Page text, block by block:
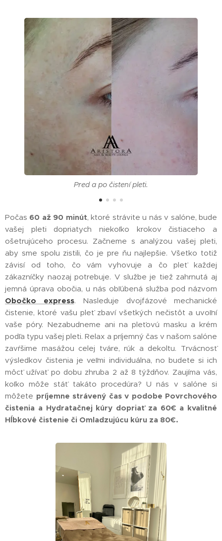
Pred a po čistení pleti.
Počas 60 až 90 minút, ktoré strávite u nás v salóne, bude
vašej pleti dopriatych niekoľko krokov čistiaceho a
ošetrujúceho procesu. Začneme s analýzou vašej pleti,
aby sme spolu zistili, čo je pre ňu najlepšie. Všetko totiž
závisí od toho, čo vám vyhovuje a čo pleť každej
zákazníčky naozaj potrebuje. V službe je tiež zahrnutá aj
jemná úprava obočia, u nás obľúbená služba pod názvom
Obočko express. Nasleduje dvojfázové mechanické
čistenie, ktoré vašu pleť zbaví všetkých nečistôt a uvoľní
vaše póry. Nezabudneme ani na pleťovú masku a krém
podľa typu vašej pleti. Relax a príjemný čas v našom salóne
zavŕšime masážou celej tváre, rúk a dekoltu. Trvácnosť
výsledkov čistenia je veľmi individuálna, no budete si ich
môcť užívať po dobu zhruba 2 až 8 týždňov. Zaujíma vás,
koľko môže stáť takáto procedúra? U nás v salóne si
môžete príjemne strávený čas v podobe Povrchového
čistenia a Hydratačnej kúry dopriať za 60€ a kvalitné
Hĺbkové čistenie či Omladzujúcu kúru za 80€.